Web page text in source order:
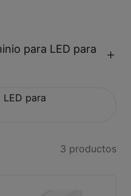
para LED para
para
3 productos